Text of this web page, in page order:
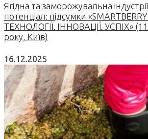
Ягідна та заморожувальна
потенціал: підсумки
ТЕХНОЛОГІЇ. ІННОВАЦІЇ. УСПІХ»
року, Київ)
16.12.2025